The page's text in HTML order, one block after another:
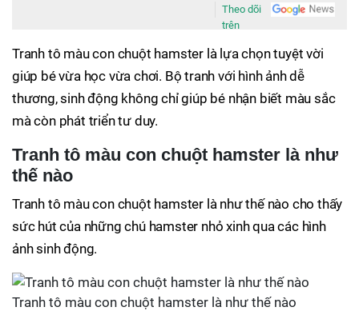
Theo dõi
trên
Tranh tô màu con chuột hamster là lựa chọn tuyệt vời
giúp bé vừa học vừa chơi. Bộ tranh với hình ảnh dễ
thương, sinh động không chỉ giúp bé nhận biết màu sắc
mà còn phát triển tư duy.
Tranh tô màu con chuột hamster là như
thế nào
Tranh tô màu con chuột hamster là như thế nào cho thấy
sức hút của những chú hamster nhỏ xinh qua các hình
ảnh sinh động.
Tranh tô màu con chuột hamster là như thế nào